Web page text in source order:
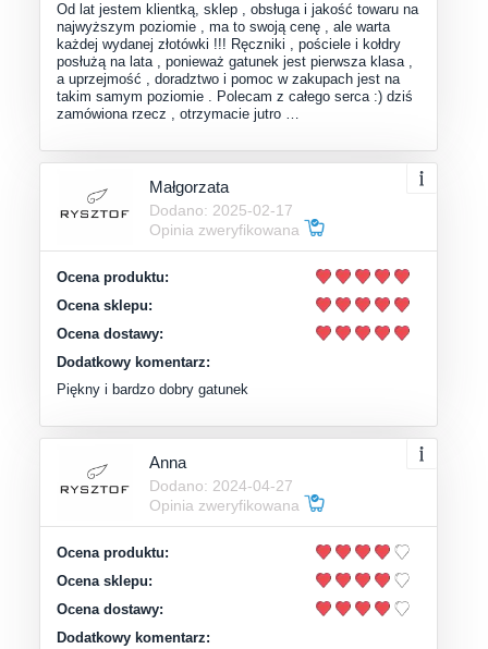
Od lat jestem klientką, sklep , obsługa i jakość towaru na
najwyższym poziomie , ma to swoją cenę , ale warta
każdej wydanej złotówki !!! Ręczniki , pościele i kołdry
posłużą na lata , ponieważ gatunek jest pierwsza klasa ,
a uprzejmość , doradztwo i pomoc w zakupach jest na
takim samym poziomie . Polecam z całego serca :) dziś
zamówiona rzecz , otrzymacie jutro …
Małgorzata
Dodano: 2025-02-17
Opinia zweryfikowana
Ocena produktu:
Ocena sklepu:
Ocena dostawy:
Dodatkowy komentarz:
Piękny i bardzo dobry gatunek
Anna
Dodano: 2024-04-27
Opinia zweryfikowana
Ocena produktu:
Ocena sklepu:
Ocena dostawy:
Dodatkowy komentarz: